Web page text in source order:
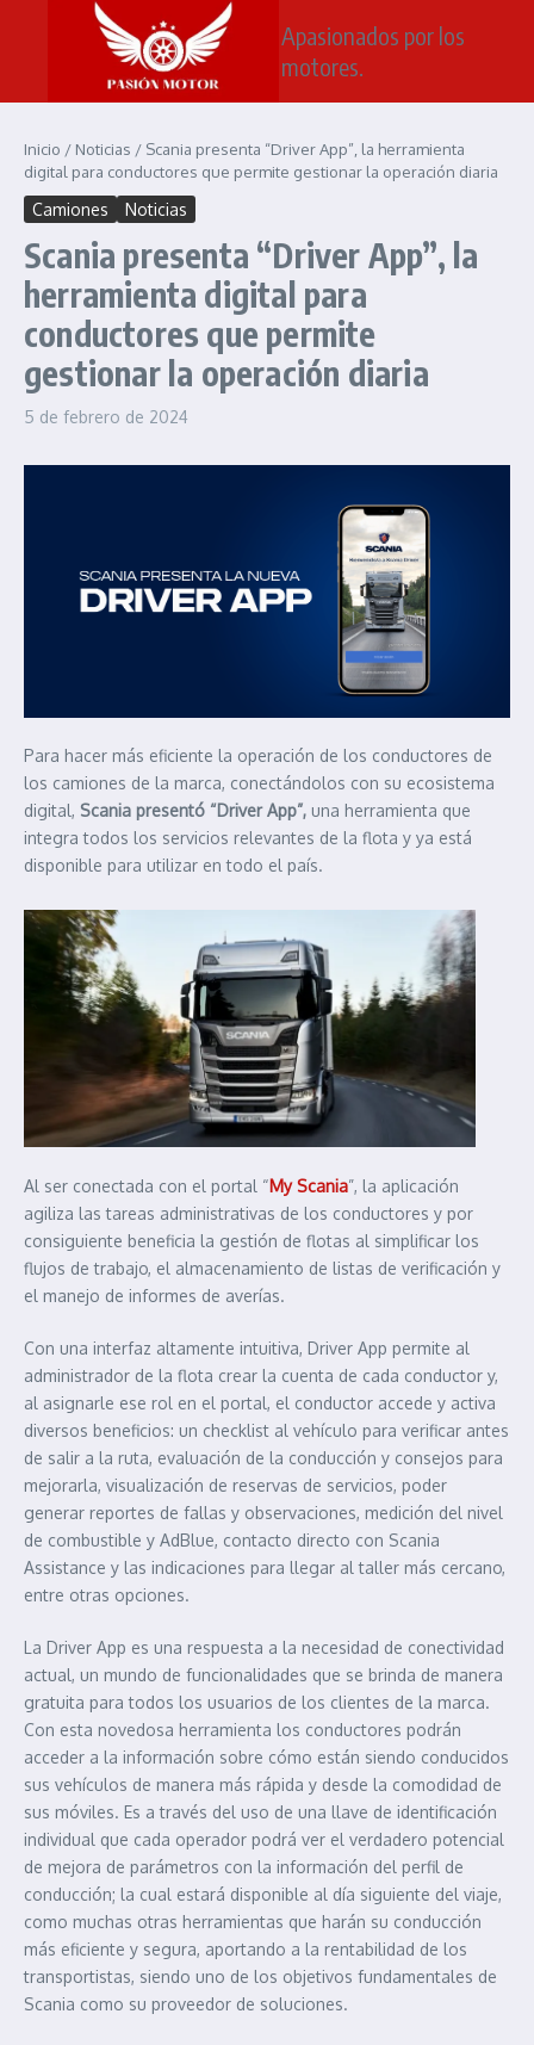
Saltar al contenido
Apasionados por los
motores.
Inicio / Noticias / Scania presenta “Driver App”, la herramienta
digital para conductores que permite gestionar la operación diaria
Camiones Noticias
Scania presenta “Driver App”, la
herramienta digital para
conductores que permite
gestionar la operación diaria
5 de febrero de 2024
Para hacer más eficiente la operación de los conductores de
los camiones de la marca, conectándolos con su ecosistema
digital, Scania presentó “Driver App”, una herramienta que
integra todos los servicios relevantes de la flota y ya está
disponible para utilizar en todo el país.
Al ser conectada con el portal “My Scania”, la aplicación
agiliza las tareas administrativas de los conductores y por
consiguiente beneficia la gestión de flotas al simplificar los
flujos de trabajo, el almacenamiento de listas de verificación y
el manejo de informes de averías.
Con una interfaz altamente intuitiva, Driver App permite al
administrador de la flota crear la cuenta de cada conductor y,
al asignarle ese rol en el portal, el conductor accede y activa
diversos beneficios: un checklist al vehículo para verificar antes
de salir a la ruta, evaluación de la conducción y consejos para
mejorarla, visualización de reservas de servicios, poder
generar reportes de fallas y observaciones, medición del nivel
de combustible y AdBlue, contacto directo con Scania
Assistance y las indicaciones para llegar al taller más cercano,
entre otras opciones.
La Driver App es una respuesta a la necesidad de conectividad
actual, un mundo de funcionalidades que se brinda de manera
gratuita para todos los usuarios de los clientes de la marca.
Con esta novedosa herramienta los conductores podrán
acceder a la información sobre cómo están siendo conducidos
sus vehículos de manera más rápida y desde la comodidad de
sus móviles. Es a través del uso de una llave de identificación
individual que cada operador podrá ver el verdadero potencial
de mejora de parámetros con la información del perfil de
conducción; la cual estará disponible al día siguiente del viaje,
como muchas otras herramientas que harán su conducción
más eficiente y segura, aportando a la rentabilidad de los
transportistas, siendo uno de los objetivos fundamentales de
Scania como su proveedor de soluciones.